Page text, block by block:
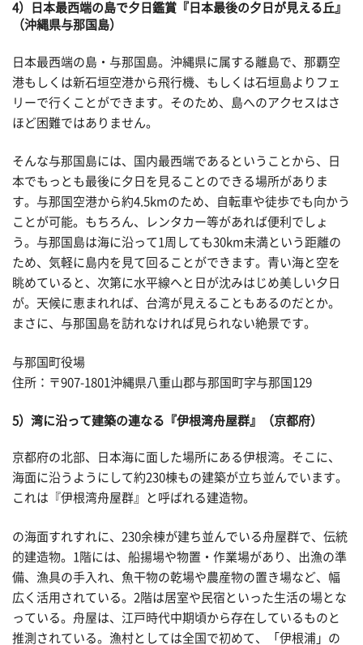
4）日本最西端の島で夕日鑑賞『日本最後の夕日が見える丘』
（沖縄県与那国島）
日本最西端の島・与那国島。沖縄県に属する離島で、那覇空
港もしくは新石垣空港から飛行機、もしくは石垣島よりフェ
リーで行くことができます。そのため、島へのアクセスはさ
ほど困難ではありません。
そんな与那国島には、国内最西端であるということから、日
本でもっとも最後に夕日を見ることのできる場所がありま
す。与那国空港から約4.5kmのため、自転車や徒歩でも向かう
ことが可能。もちろん、レンタカー等があれば便利でしょ
う。与那国島は海に沿って1周しても30km未満という距離の
ため、気軽に島内を見て回ることができます。青い海と空を
眺めていると、次第に水平線へと日が沈みはじめ美しい夕日
が。天候に恵まれれば、台湾が見えることもあるのだとか。
まさに、与那国島を訪れなければ見られない絶景です。
与那国町役場
住所：〒907-1801沖縄県八重山郡与那国町字与那国129
5）湾に沿って建築の連なる『伊根湾舟屋群』（京都府）
京都府の北部、日本海に面した場所にある伊根湾。そこに、
海面に沿うようにして約230棟もの建築が立ち並んでいます。
これは『伊根湾舟屋群』と呼ばれる建造物。
の海面すれすれに、230余棟が建ち並んでいる舟屋群で、伝統
的建造物。1階には、船揚場や物置・作業場があり、出漁の準
備、漁具の手入れ、魚干物の乾場や農産物の置き場など、幅
広く活用されている。2階は居室や民宿といった生活の場とな
っている。舟屋は、江戸時代中期頃から存在しているものと
推測されている。漁村としては全国で初めて、「伊根浦」の